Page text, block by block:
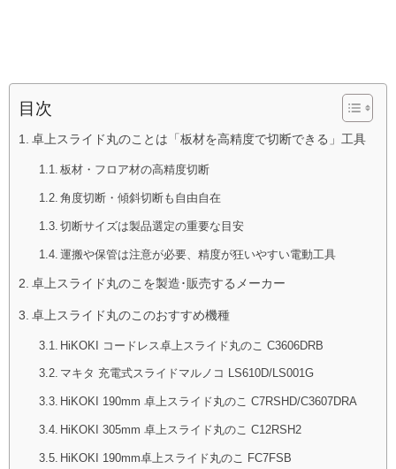
目次
卓上スライド丸のことは「板材を高精度で切断できる」工具
板材・フロア材の高精度切断
角度切断・傾斜切断も自由自在
切断サイズは製品選定の重要な目安
運搬や保管は注意が必要、精度が狂いやすい電動工具
卓上スライド丸のこを製造･販売するメーカー
卓上スライド丸のこのおすすめ機種
HiKOKI コードレス卓上スライド丸のこ C3606DRB
マキタ 充電式スライドマルノコ LS610D/LS001G
HiKOKI 190mm 卓上スライド丸のこ C7RSHD/C3607DRA
HiKOKI 305mm 卓上スライド丸のこ C12RSH2
HiKOKI 190mm卓上スライド丸のこ FC7FSB